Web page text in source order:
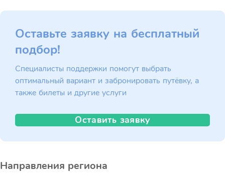
Оставьте заявку на бесплатный
подбор!
Специалисты поддержки помогут выбрать
оптимальный вариант и забронировать путёвку, а
также билеты и другие услуги
Оставить заявку
Направления региона